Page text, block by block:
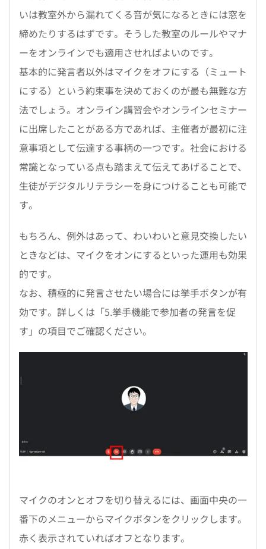
いは教室外から漏れてくる音が気になるときには窓を
締めたりするはずです。そうした教室のルールやマナ
ーをオンラインでも適用させればよいのです。
基本的に発言者以外はマイクをオフにする（ミュート
にする）という約束事を決めておくのが最も無難な方
法でしょう。オンライン講習会やオンラインセミナー
に出席したことがある方であれば、主催者が最初に注
意事項として伝達する事柄の一つです。社会における
常識となっている点も踏まえて伝えてあげることで、
生徒がデジタルリテラシーを身につけることも可能で
す。
もちろん、例外はあって、わいわいと意見交換したい
ときなどは、マイクをオンにするといった運用も効果
的です。
なお、積極的に発言させたい場合には挙手ボタンが有
効です。詳しくは「5.挙手機能で参加者の発言を促
す」の項目でご確認ください。
マイクのオンとオフを切り替えるには、画面中央の一
番下のメニューからマイクボタンをクリックします。
赤く表示されていればオフとなります。